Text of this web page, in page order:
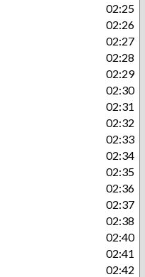
02:25
02:26
02:27
02:28
02:29
02:30
02:31
02:32
02:33
02:34
02:35
02:36
02:37
02:38
02:40
02:41
02:42